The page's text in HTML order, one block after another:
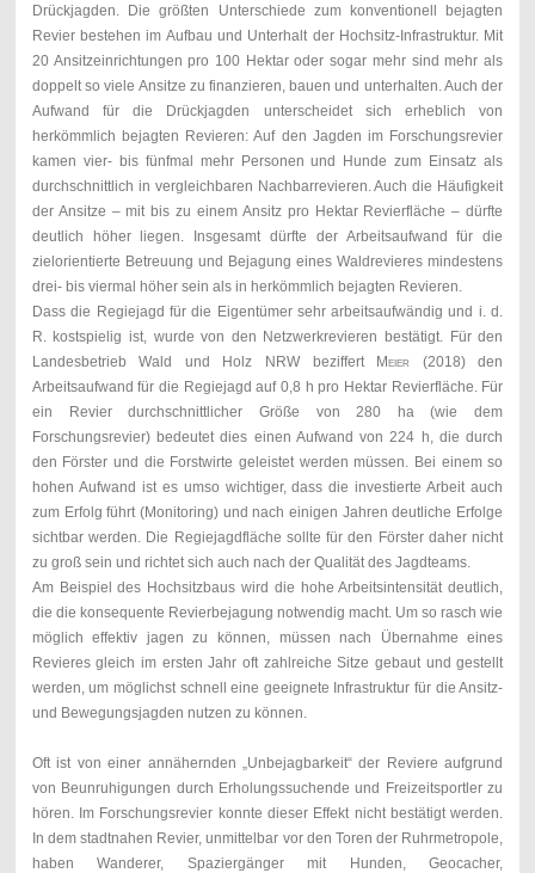
Drückjagden. Die größten Unterschiede zum konventionell bejagten
Revier bestehen im Aufbau und Unterhalt der Hochsitz-Infrastruktur. Mit
20 Ansitzeinrichtungen pro 100 Hektar oder sogar mehr sind mehr als
doppelt so viele Ansitze zu finanzieren, bauen und unterhalten. Auch der
Aufwand für die Drückjagden unterscheidet sich erheblich von
herkömmlich bejagten Revieren: Auf den Jagden im Forschungsrevier
kamen vier- bis fünfmal mehr Personen und Hunde zum Einsatz als
durchschnittlich in vergleichbaren Nachbarrevieren. Auch die Häufigkeit
der Ansitze – mit bis zu einem Ansitz pro Hektar Revierfläche – dürfte
deutlich höher liegen. Insgesamt dürfte der Arbeitsaufwand für die
zielorientierte Betreuung und Bejagung eines Waldrevieres mindestens
drei- bis viermal höher sein als in herkömmlich bejagten Revieren.
Dass die Regiejagd für die Eigentümer sehr arbeitsaufwändig und i. d.
R. kostspielig ist, wurde von den Netzwerkrevieren bestätigt. Für den
Landesbetrieb Wald und Holz NRW beziffert Meier (2018) den
Arbeitsaufwand für die Regiejagd auf 0,8 h pro Hektar Revierfläche. Für
ein Revier durchschnittlicher Größe von 280 ha (wie dem
Forschungsrevier) bedeutet dies einen Aufwand von 224 h, die durch
den Förster und die Forstwirte geleistet werden müssen. Bei einem so
hohen Aufwand ist es umso wichtiger, dass die investierte Arbeit auch
zum Erfolg führt (Monitoring) und nach einigen Jahren deutliche Erfolge
sichtbar werden. Die Regiejagdfläche sollte für den Förster daher nicht
zu groß sein und richtet sich auch nach der Qualität des Jagdteams.
Am Beispiel des Hochsitzbaus wird die hohe Arbeitsintensität deutlich,
die die konsequente Revierbejagung notwendig macht. Um so rasch wie
möglich effektiv jagen zu können, müssen nach Übernahme eines
Revieres gleich im ersten Jahr oft zahlreiche Sitze gebaut und gestellt
werden, um möglichst schnell eine geeignete Infrastruktur für die Ansitz-
und Bewegungsjagden nutzen zu können.
Oft ist von einer annähernden „Unbejagbarkeit“ der Reviere aufgrund
von Beunruhigungen durch Erholungssuchende und Freizeitsportler zu
hören. Im Forschungsrevier konnte dieser Effekt nicht bestätigt werden.
In dem stadtnahen Revier, unmittelbar vor den Toren der Ruhrmetropole,
haben Wanderer, Spaziergänger mit Hunden, Geocacher,